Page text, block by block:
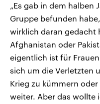
„Es gab in dem halben
Gruppe befunden
wirklich daran gedacht
Afghanistan oder
eigentlich ist für
sich um die Verletzten
Krieg zu kümmern
weiter. Aber das wollte